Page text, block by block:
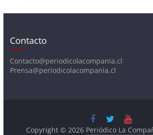
Contacto
Contacto@periodicolacompania.cl
Prensa@periodicolacompania.cl
reserved.
Theme:ColorMagby ThemeGrill.